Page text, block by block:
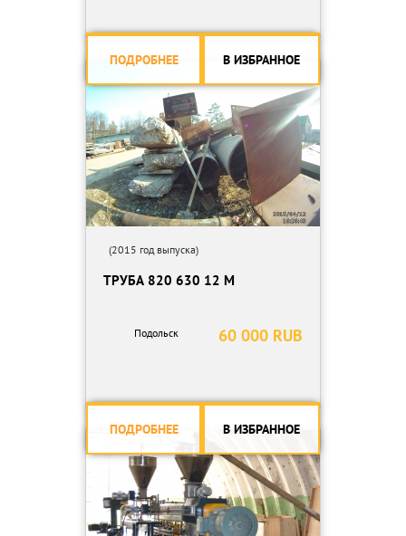
ПОДРОБНЕЕ В ИЗБРАННОЕ
(2015 год выпуска)
ТРУБА 820 630 12 М
60 000 RUB
Подольск
ПОДРОБНЕЕ В ИЗБРАННОЕ